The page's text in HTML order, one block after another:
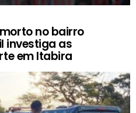
no bairro
investiga as
em Itabira